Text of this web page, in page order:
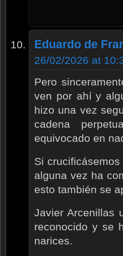
Eduardo de
26/02/2026 at
Pero
ven por ahí y
hizo una vez
cadena
equivocado en
Si
alguna vez ha
esto también se
Javier Arcenillas
reconocido y se
narices.